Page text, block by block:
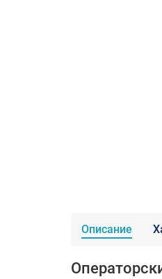
Описание